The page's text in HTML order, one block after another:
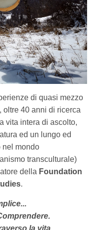
di quasi mezzo
oltre 40 anni di ricerca
vita intera di ascolto,
ed un lungo ed
nel mondo
transculturale)
della Foundation
.
la vita